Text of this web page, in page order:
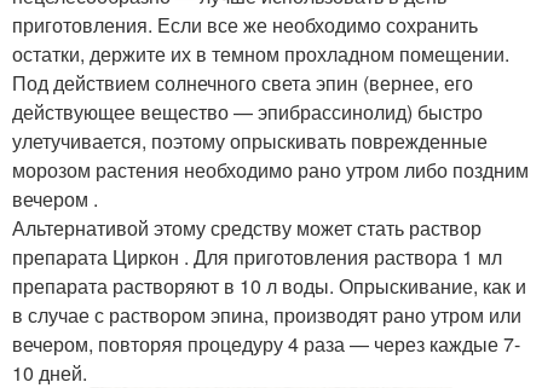
приготовления. Если все же необходимо сохранить
остатки, держите их в темном прохладном помещении.
Под действием солнечного света эпин (вернее, его
действующее вещество — эпибрассинолид) быстро
улетучивается, поэтому опрыскивать поврежденные
морозом растения необходимо рано утром либо поздним
вечером .
Альтернативой этому средству может стать раствор
препарата Циркон . Для приготовления раствора 1 мл
препарата растворяют в 10 л воды. Опрыскивание, как и
в случае с раствором эпина, производят рано утром или
вечером, повторяя процедуру 4 раза — через каждые 7-
10 дней.